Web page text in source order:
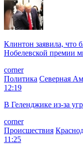
Клинтон заявила, что
Нобелевской премии
corner
Политика Северная
12:19
В Геленджике из-за
corner
Происшествия
11:25